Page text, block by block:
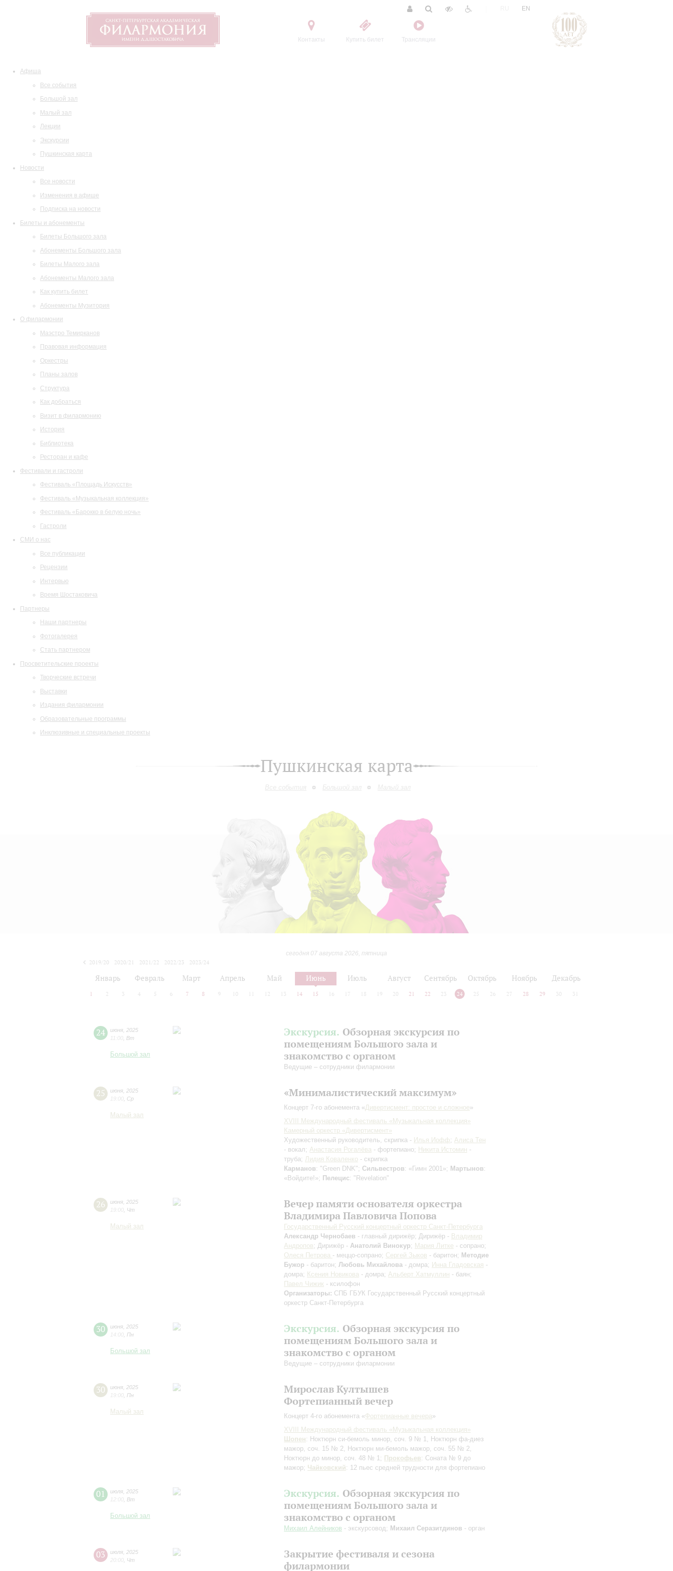
Контакты Купить билет Трансляции
EN
Афиша
Все события
Большой зал
Малый зал
Лекции
Экскурсии
Пушкинская карта
Новости
Все новости
Изменения в афише
Подписка на новости
Билеты и абонементы
Билеты Большого зала
Абонементы Большого зала
Билеты Малого зала
Абонементы Малого зала
Как купить билет
Абонементы Музитория
О филармонии
Маэстро Темирканов
Правовая информация
Оркестры
Планы залов
Структура
Как добраться
Визит в филармонию
История
Библиотека
Ресторан и кафе
Фестивали и гастроли
Фестиваль «Площадь Искусств»
Фестиваль «Музыкальная коллекция»
Фестиваль «Барокко в белую ночь»
Гастроли
СМИ о нас
Все публикации
Рецензии
Интервью
Время Шостаковича
Партнеры
Наши партнеры
Фотогалерея
Стать партнером
Просветительские проекты
Творческие встречи
Выставки
Издания филармонии
Образовательные программы
Инклюзивные и специальные проекты
Пушкинская карта
Все события Большой зал Малый зал
сегодня 07 августа 2026, пятница
2019/20
2020/21 2021/22 2022/23
2023/24
Январь Февраль Март Апрель Май Июнь Июль Август Сентябрь Октябрь Ноябрь Декабрь
1 2 3 4 5 6 7 8 9 10 12 13 14 15 16 17 18 19 20 21 22 23 24 25 26 27 28 29 30 31
24 июня 2025
11:00 Вт
Большой зал
Экскурсия. Обзорная экскурсия по
помещениям Большого зала и
знакомство с органом
Ведущие – сотрудники филармонии
25 июня 2025
19:00 Ср
Малый зал
«Минималистический максимум»
Концерт 7-го абонемента «Дивертисмент: простое и сложное»
XVIII Международный фестиваль «Музыкальная коллекция»
Камерный оркестр «Дивертисмент»
Художественный руководитель, скрипка - Илья Иофф; Алиса Тен
- вокал; Анастасия Рогалёва - фортепиано; Никита Истомин -
труба; Лидия Коваленко - скрипка
Карманов: "Green DNK"; Сильвестров: «Гимн 2001»; Мартынов:
«Войдите!»; Пелецис: "Revelation"
26 июня 2025
19:00 Чт
Малый зал
Вечер памяти основателя оркестра
Владимира Павловича Попова
Государственный Русский концертный оркестр Санкт-Петербурга
Александр Чернобаев - главный дирижёр; Дирижёр - Владимир
Андропов; Дирижёр - Анатолий Винокур; Мария Литке - сопрано;
Олеся Петрова - меццо-сопрано; Сергей Зыков - баритон; Методие
Бужор - баритон; Любовь Михайлова - домра; Инна Гладовская -
домра; Ксения Новикова - домра; Альберт Хатмуллин - баян;
Павел Чижик - ксилофон
Организаторы: СПБ ГБУК Государственный Русский концертный
оркестр Санкт-Петербурга
30 июня 2025
14:00 Пн
Большой зал
Экскурсия. Обзорная экскурсия по
помещениям Большого зала и
знакомство с органом
Ведущие – сотрудники филармонии
30 июня 2025
19:00 Пн
Малый зал
Мирослав Култышев
Фортепианный вечер
Концерт 4-го абонемента «Фортепианные вечера»
XVIII Международный фестиваль «Музыкальная коллекция»
Шопен: Ноктюрн си-бемоль минор, соч. 9 № 1, Ноктюрн фа-диез
мажор, соч. 15 № 2, Ноктюрн ми-бемоль мажор, соч. 55 № 2,
Ноктюрн до минор, соч. 48 № 1; Прокофьев: Соната № 9 до
мажор; Чайковский: 12 пьес средней трудности для фортепиано
01 июля 2025
12:00 Вт
Большой зал
Экскурсия. Обзорная экскурсия по
помещениям Большого зала и
знакомство с органом
Михаил Алейников - экскурсовод; Михаил Серазитдинов - орган
03 июля 2025
20:00 Чт
Закрытие фестиваля и сезона
филармонии